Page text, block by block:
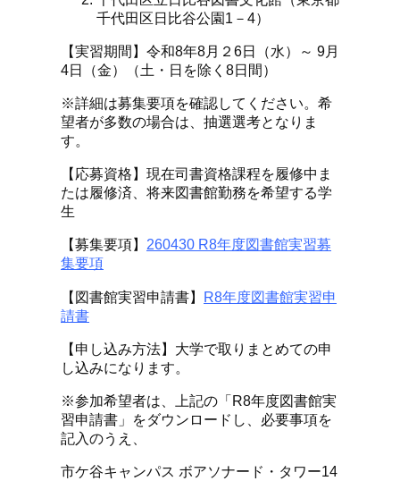
千代田区日比谷公園1－4）
【実習期間】令和8年8月２6日（水）～ 9月
4日（金）（土・日を除く8日間）
※詳細は募集要項を確認してください。希
望者が多数の場合は、抽選選考となりま
す。
【応募資格】現在司書資格課程を履修中ま
たは履修済、将来図書館勤務を希望する学
生
【募集要項】 260430 R8年度図書館実習募
集要項
【図書館実習申請書】 R8年度図書館実習申
請書
【申し込み方法】大学で取りまとめての申
し込みになります。
※参加希望者は、上記の「R8年度図書館実
習申請書」をダウンロードし、必要事項を
記入のうえ、
市ケ谷キャンパス ボアソナード・タワー14